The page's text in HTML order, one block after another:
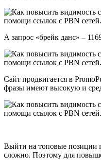
А запрос «брейк данс» –
Сайт продвигается в
фразы имеют высокую и
Выйти на топовые позиции
сложно. Поэтому для